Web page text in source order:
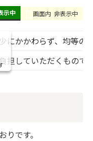
示中 画面内 非表示中
にかかわらず、均等の
担していただくもので
です。